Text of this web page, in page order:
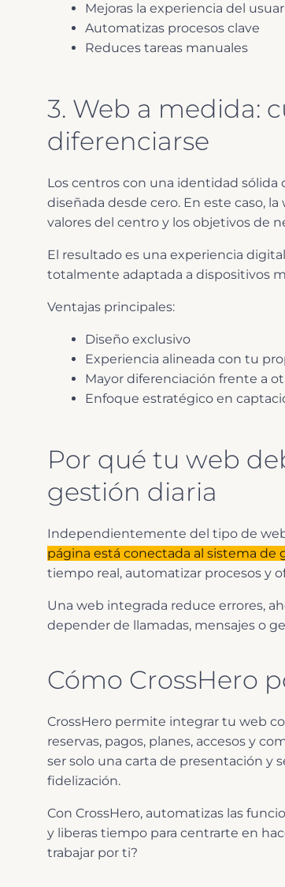
Mejoras la experiencia del
Automatizas procesos clave
Reduces tareas manuales
3. Web a medida:
diferenciarse
Los centros con una identidad
diseñada desde cero. En este caso,
valores del centro y los objetivos de
El resultado es una experiencia
totalmente adaptada a dispositivos
Ventajas principales:
Diseño exclusivo
Experiencia alineada con tu
Mayor diferenciación frente a
Enfoque estratégico en
Por qué tu web
gestión diaria
Independientemente del tipo de
página está conectada al sistema de
tiempo real, automatizar procesos y
Una web integrada reduce errores,
depender de llamadas, mensajes o
Cómo CrossHero
CrossHero permite integrar tu web
reservas, pagos, planes, accesos y
ser solo una carta de presentación y
fidelización.
Con CrossHero, automatizas las
y liberas tiempo para centrarte en
trabajar por ti?